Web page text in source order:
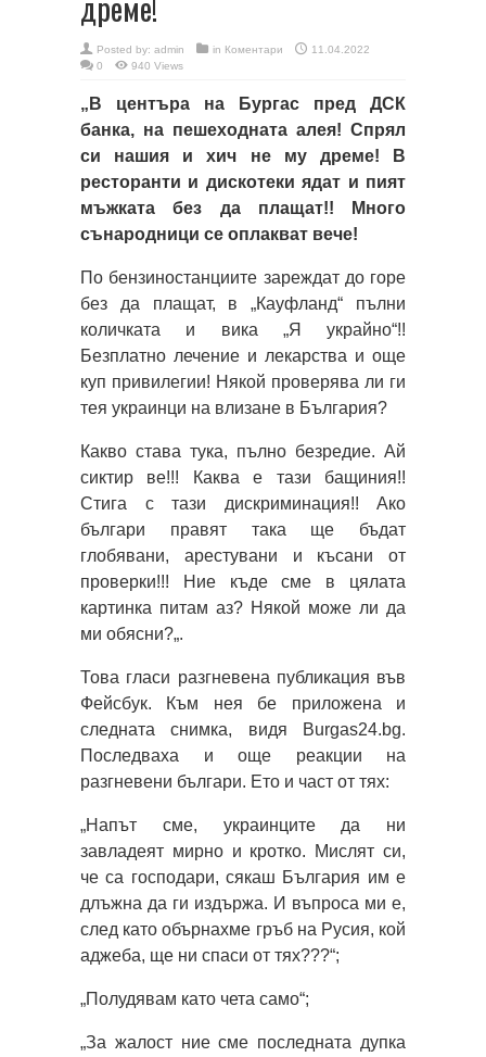
Posted by: admin in Коментари
11.04.2022
0
940 Views
„В центъра на Бургас пред ДСК
банка, на пешеходната алея! Спрял
си нашия и хич не му дреме! В
ресторанти и дискотеки ядат и пият
мъжката без да плащат!! Много
сънародници се оплакват вече!
По бензиностанциите зареждат до горе
без да плащат, в „Кауфланд“ пълни
количката и вика „Я украйно“!!
Безплатно лечение и лекарства и още
куп привилегии! Някой проверява ли ги
тея украинци на влизане в България?
Какво става тука, пълно безредие. Ай
сиктир ве!!! Каква е тази бащиния!!
Стига с тази дискриминация!! Ако
българи правят така ще бъдат
глобявани, арестувани и късани от
проверки!!! Ние къде сме в цялата
картинка питам аз? Някой може ли да
ми обясни?„.
Това гласи разгневена публикация във
Фейсбук. Към нея бе приложена и
следната снимка, видя Burgas24.bg.
Последваха и още реакции на
разгневени българи. Ето и част от тях:
„Напът сме, украинците да ни
завладеят мирно и кротко. Мислят си,
че са господари, сякаш България им е
длъжна да ги издържа. И въпроса ми е,
след като обърнахме гръб на Русия, кой
аджеба, ще ни спаси от тях???“;
„Полудявам като чета само“;
„За жалост ние сме последната дупка